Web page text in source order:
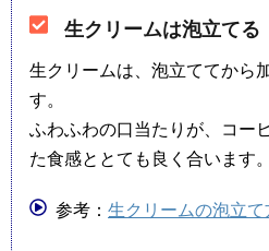
生クリームは泡立てる
生クリームは、泡立ててから
す。
ふわふわの口当たりが、コー
た食感ととても良く合います。
参考： 生クリームの泡立て